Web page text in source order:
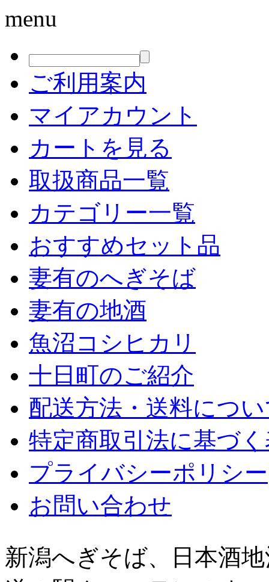
menu
ご利用案内
マイアカウント
カートを見る
取扱商品一覧
カテゴリー一覧
おすすめセット品
妻有のへぎそば
妻有の地酒
魚沼コシヒカリ
十日町のご紹介
配送方法・送料につ
特定商取引法に基づ
プライバシーポリシー
お問い合わせ
新潟へぎそば、日本酒